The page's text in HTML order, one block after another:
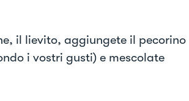
il lievito, aggiungete il pecorino
i vostri gusti) e mescolate